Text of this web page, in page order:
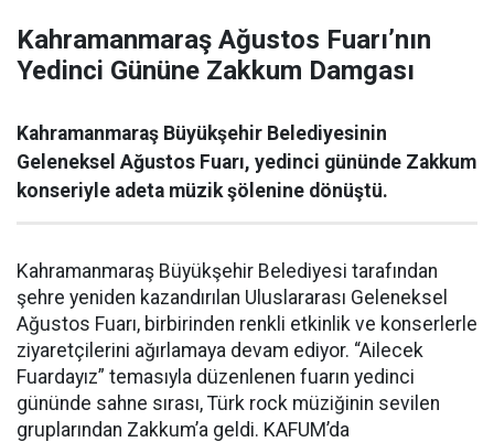
Kahramanmaraş Ağustos Fuarı’nın
Yedinci Gününe Zakkum Damgası
Kahramanmaraş Büyükşehir Belediyesinin
Geleneksel Ağustos Fuarı, yedinci gününde Zakkum
konseriyle adeta müzik şölenine dönüştü.
Kahramanmaraş Büyükşehir Belediyesi tarafından
şehre yeniden kazandırılan Uluslararası Geleneksel
Ağustos Fuarı, birbirinden renkli etkinlik ve konserlerle
ziyaretçilerini ağırlamaya devam ediyor. “Ailecek
Fuardayız” temasıyla düzenlenen fuarın yedinci
gününde sahne sırası, Türk rock müziğinin sevilen
gruplarından Zakkum’a geldi. KAFUM’da